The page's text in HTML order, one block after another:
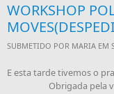
WORKSHOP
SUBMETIDO POR MARIA EM
E esta tarde tivemos o
Obrigada pela